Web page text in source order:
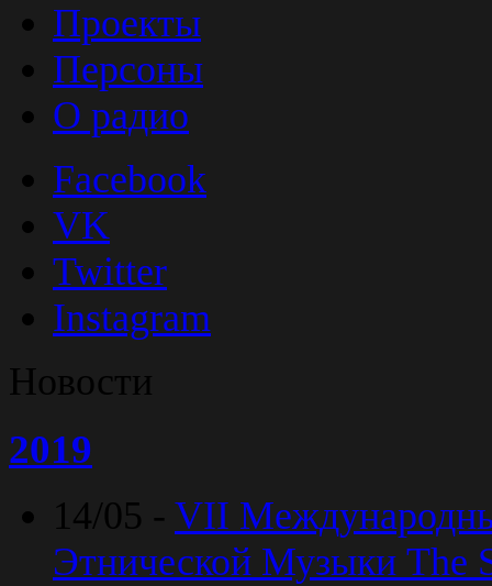
Проекты
Персоны
О радио
Facebook
VK
Twitter
Instagram
Новости
2019
14/05 - VII
Этнической Музыки The